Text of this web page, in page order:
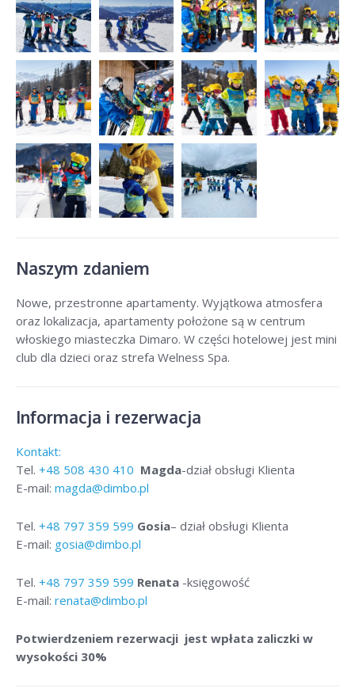
Naszym zdaniem
Nowe, przestronne apartamenty. Wyjątkowa atmosfera
oraz lokalizacja, apartamenty położone są w centrum
włoskiego miasteczka Dimaro. W części hotelowej jest mini
club dla dzieci oraz strefa Welness Spa.
Informacja i rezerwacja
Kontakt:
Tel. +48 508 430 410 Magda-dział obsługi Klienta
E-mail: magda@dimbo.pl
Tel. +48 797 359 599 Gosia– dział obsługi Klienta
E-mail: gosia@dimbo.pl
Tel. +48 797 359 599 Renata -księgowość
E-mail: renata@dimbo.pl
Potwierdzeniem rezerwacji jest wpłata zaliczki w
wysokości 30%